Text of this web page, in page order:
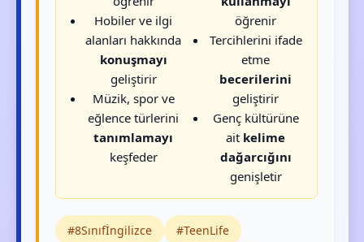
Hobiler ve ilgi
alanları hakkında
konuşmayı
geliştirir
Müzik, spor ve
eğlence türlerini
tanımlamayı
keşfeder
öğrenir
Tercihlerini ifade
etme
becerilerini
geliştirir
Genç kültürüne
ait kelime
dağarcığını
genişletir
#8Sınıfİngilizce
#TeenLife